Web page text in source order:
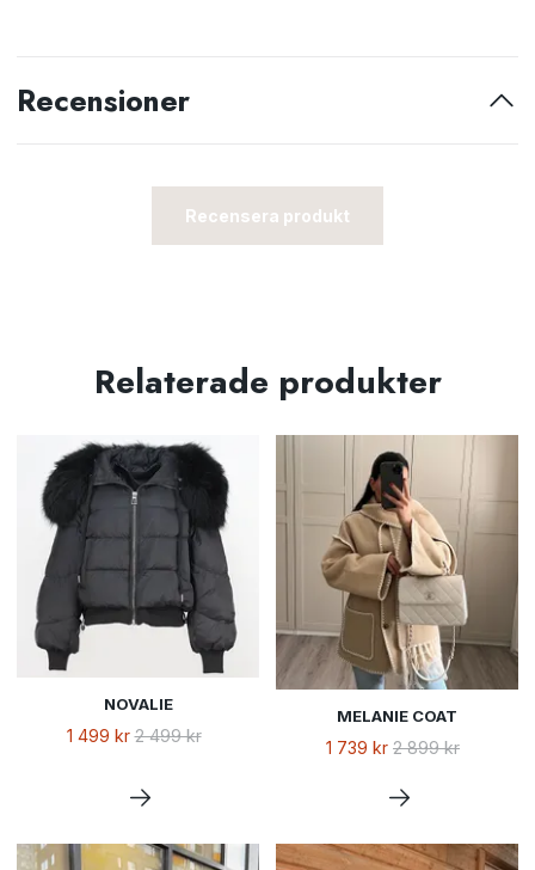
Recensioner
Recensera produkt
Relaterade produkter
NOVALIE
1 499 kr 2 499 kr
MELANIE COAT
1 739 kr 2 899 kr